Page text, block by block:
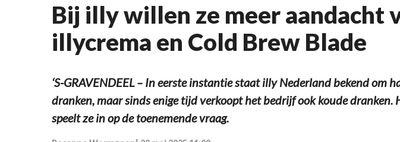
Bij illy willen ze meer aandacht
illycrema en Cold Brew Blade
‘S-GRAVENDEEL – In eerste instantie staat illy Nederland bekend om
dranken, maar sinds enige tijd verkoopt het bedrijf ook koude dranken.
speelt ze in op de toenemende vraag.